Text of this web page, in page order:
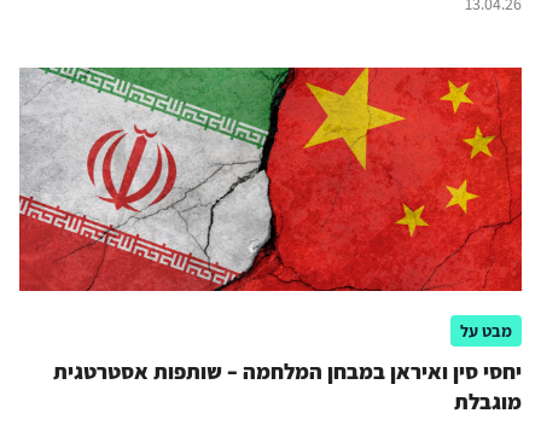
מבט על
יחסי סין ואיראן במבחן המלחמה – שותפות אסטרטגית
מוגבלת